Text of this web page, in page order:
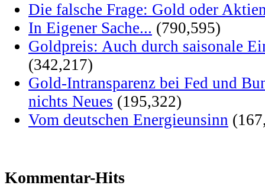
Die falsche Frage: Gold oder
In Eigener Sache... (790,595)
Goldpreis: Auch durch saisonale
(342,217)
Gold-Intransparenz bei Fed und
nichts Neues (195,322)
Vom deutschen Energieunsinn
Kommentar-Hits